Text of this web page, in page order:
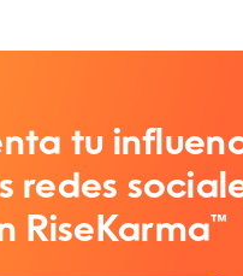
tu
redes
RiseKarma™